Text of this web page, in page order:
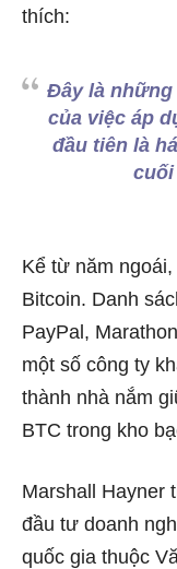
thích:
Đây là những
của việc áp
đầu tiên là
cuối
Kể từ năm
Bitcoin. Danh
PayPal,
một số công ty
thành nhà nắm
BTC trong kho
Marshall Hayner
đầu tư doanh
quốc gia thuộc